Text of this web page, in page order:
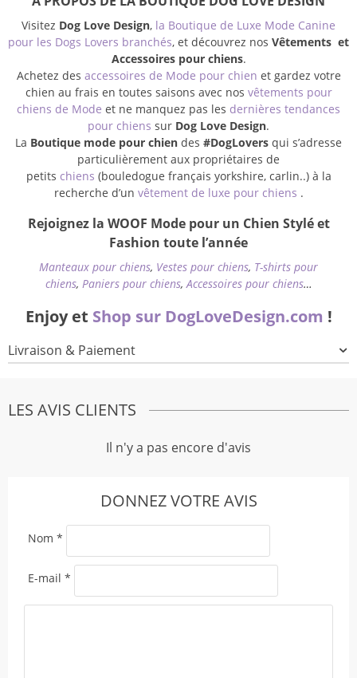
Visitez Dog Love Design, la Boutique de Luxe Mode Canine
pour les Dogs Lovers branchés, et découvrez nos Vêtements et
Accessoires pour chiens.
Achetez des accessoires de Mode pour chien et gardez votre
chien au frais en toutes saisons avec nos vêtements pour
chiens de Mode et ne manquez pas les dernières tendances
pour chiens sur Dog Love Design.
La Boutique mode pour chien des #DogLovers qui s’adresse
particulièrement aux propriétaires de
petits chiens (bouledogue français yorkshire, carlin..) à la
recherche d’un vêtement de luxe pour chiens .
Rejoignez la WOOF Mode pour un Chien Stylé et
Fashion toute l’année
Manteaux pour chiens, Vestes pour chiens, T-shirts pour
chiens, Paniers pour chiens,Accessoires pour chiens…
Enjoy et Shop sur DogLoveDesign.com !
Livraison & Paiement
LES AVIS CLIENTS
Il n'y a pas encore d'avis
DONNEZ VOTRE AVIS
Nom *
E-mail *